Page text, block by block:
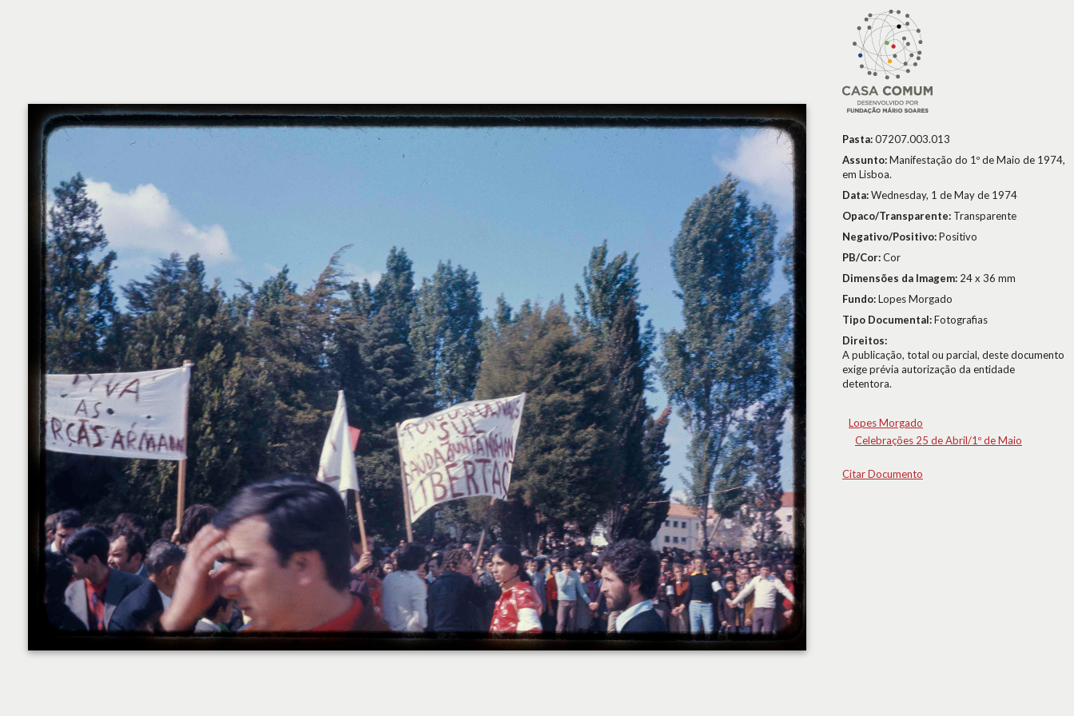
Pasta:07207.003.013
Assunto:Manifestação do 1º de Maio de 1974,
em Lisboa.
Data:Wednesday, 1 de May de 1974
Opaco/Transparente: Transparente
Negativo/Positivo:Positivo
PB/Cor:Cor
Dimensões da Imagem: 24 x 36 mm
Fundo:Lopes Morgado
Tipo Documental:Fotografias
Direitos:
A publicação, total ou parcial, deste documento
exige prévia autorização da entidade
detentora.
Lopes Morgado
Celebrações 25 de Abril/1º de Maio
Citar Documento